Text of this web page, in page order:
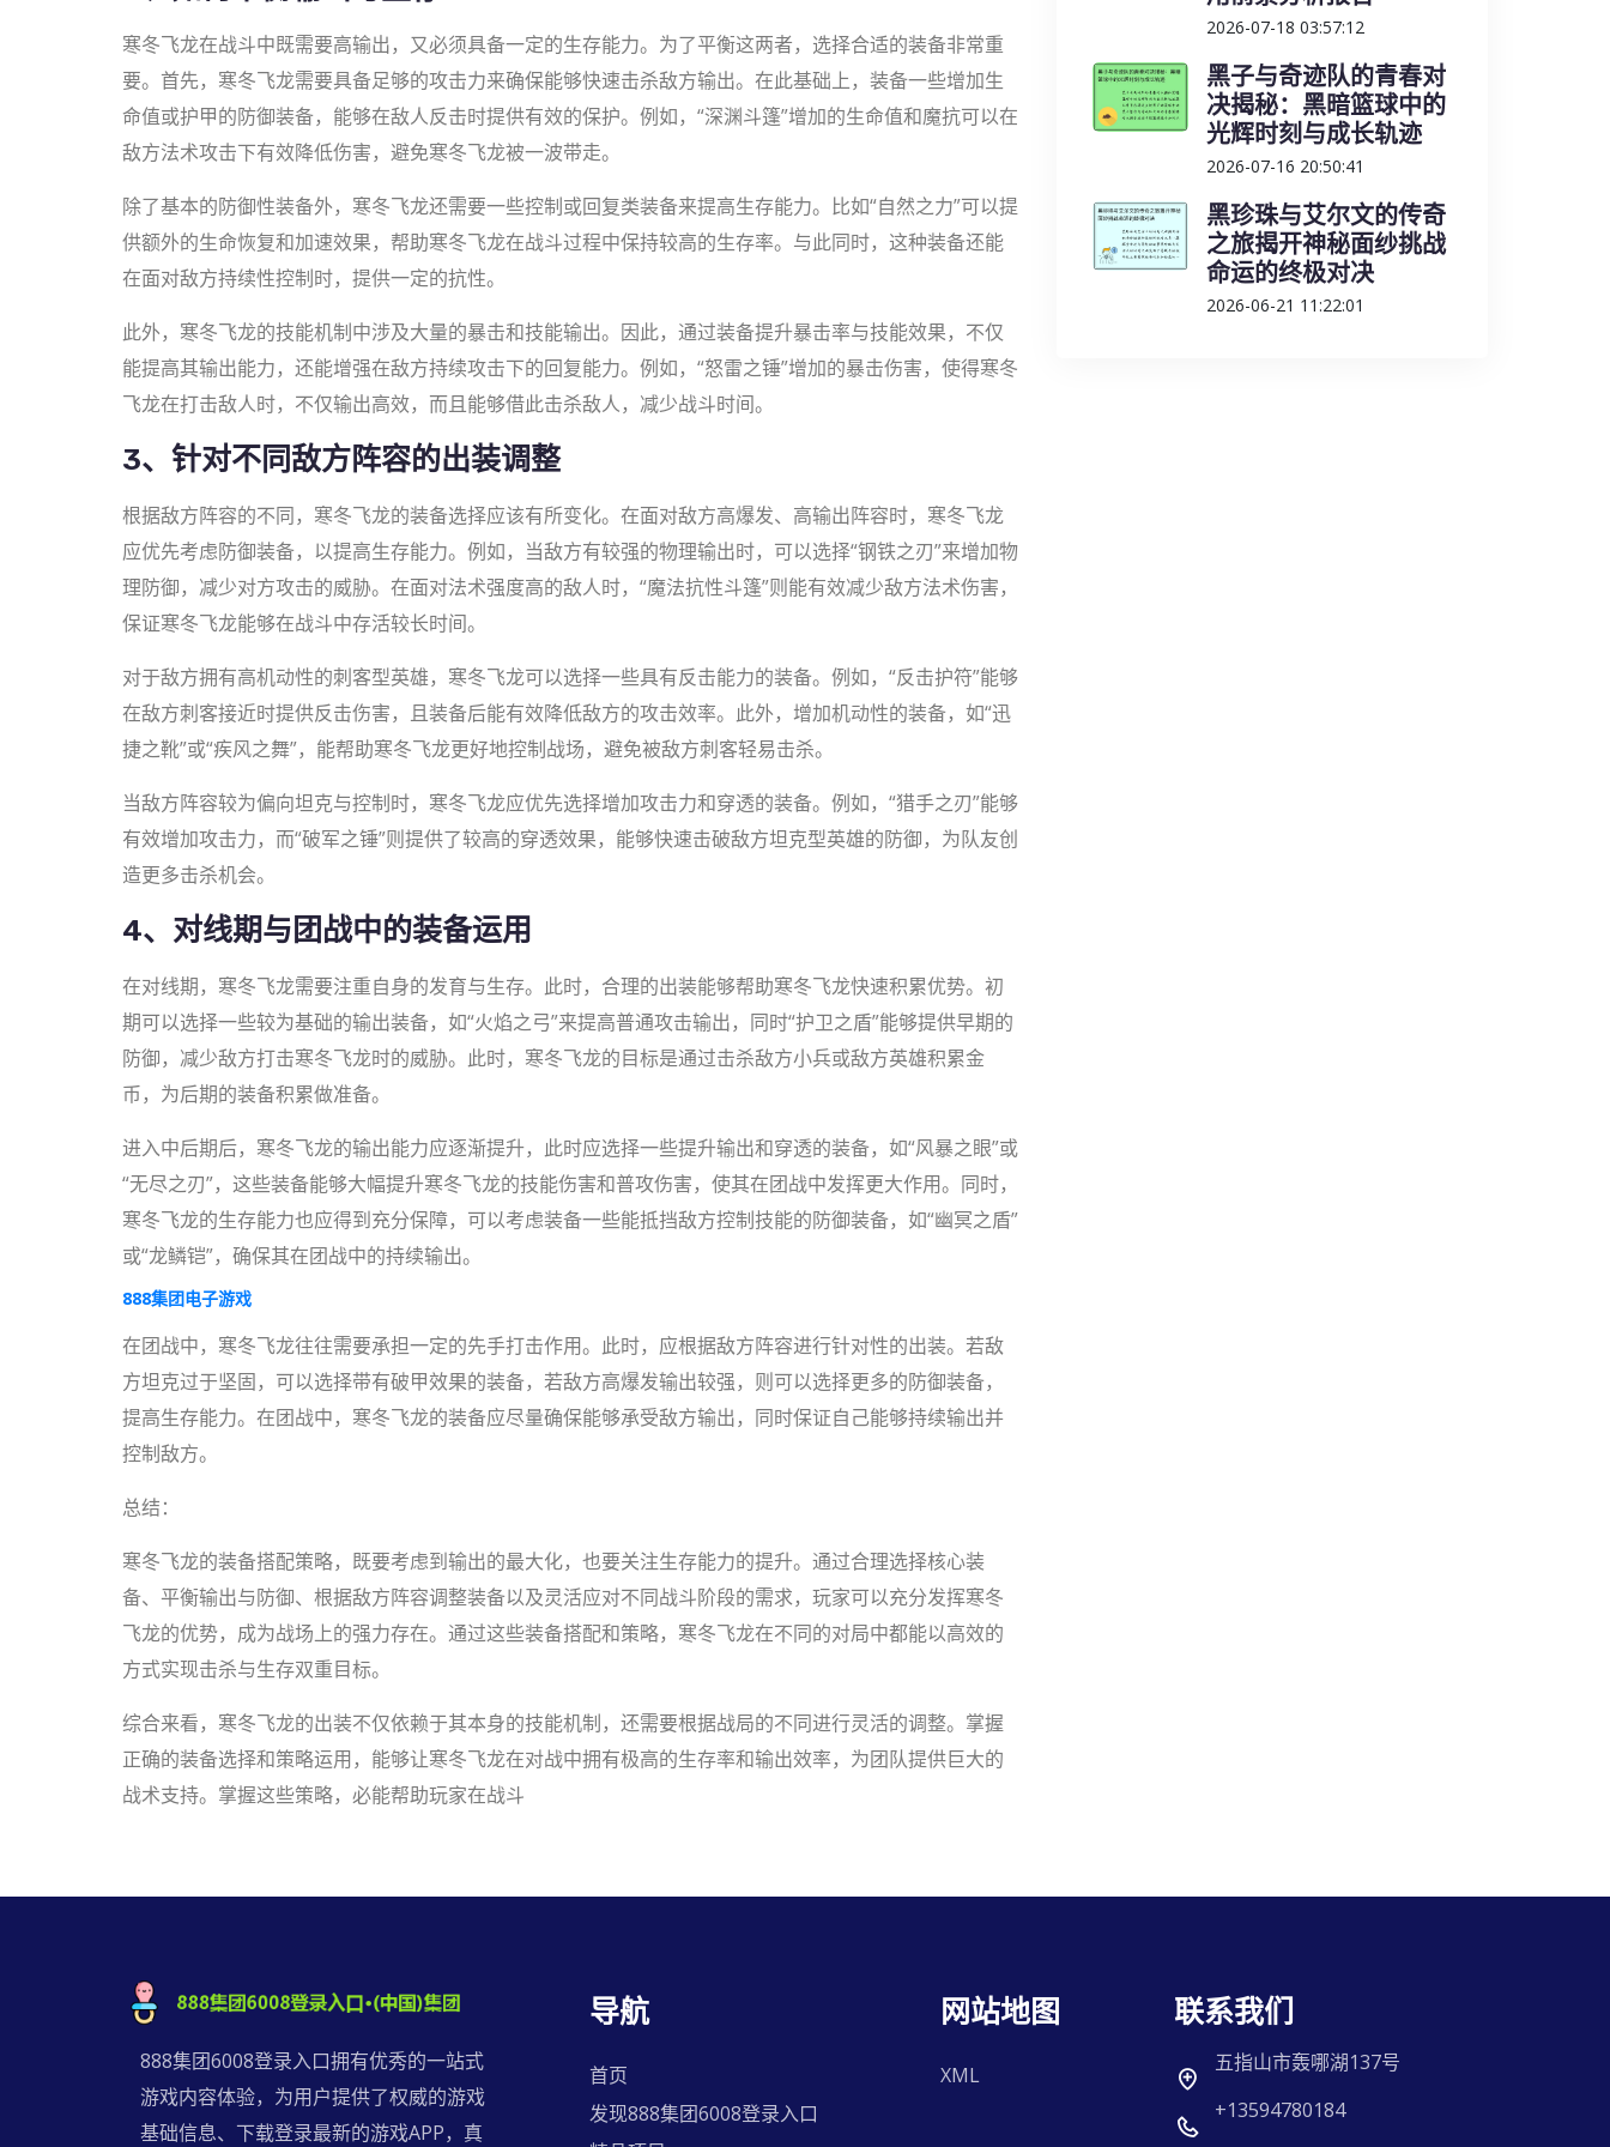
寒冬飞龙在战斗中既需要高输出，又必须具备一定的生存能力。为了平衡这两者，选择合适的装备非常重
要。首先，寒冬飞龙需要具备足够的攻击力来确保能够快速击杀敌方输出。在此基础上，装备一些增加生
命值或护甲的防御装备，能够在敌人反击时提供有效的保护。例如，“深渊斗篷”增加的生命值和魔抗可以在
敌方法术攻击下有效降低伤害，避免寒冬飞龙被一波带走。
除了基本的防御性装备外，寒冬飞龙还需要一些控制或回复类装备来提高生存能力。比如“自然之力”可以提
供额外的生命恢复和加速效果，帮助寒冬飞龙在战斗过程中保持较高的生存率。与此同时，这种装备还能
在面对敌方持续性控制时，提供一定的抗性。
此外，寒冬飞龙的技能机制中涉及大量的暴击和技能输出。因此，通过装备提升暴击率与技能效果，不仅
能提高其输出能力，还能增强在敌方持续攻击下的回复能力。例如，“怒雷之锤”增加的暴击伤害，使得寒冬
飞龙在打击敌人时，不仅输出高效，而且能够借此击杀敌人，减少战斗时间。
3、针对不同敌方阵容的出装调整
根据敌方阵容的不同，寒冬飞龙的装备选择应该有所变化。在面对敌方高爆发、高输出阵容时，寒冬飞龙
应优先考虑防御装备，以提高生存能力。例如，当敌方有较强的物理输出时，可以选择“钢铁之刃”来增加物
理防御，减少对方攻击的威胁。在面对法术强度高的敌人时，“魔法抗性斗篷”则能有效减少敌方法术伤害，
保证寒冬飞龙能够在战斗中存活较长时间。
对于敌方拥有高机动性的刺客型英雄，寒冬飞龙可以选择一些具有反击能力的装备。例如，“反击护符”能够
在敌方刺客接近时提供反击伤害，且装备后能有效降低敌方的攻击效率。此外，增加机动性的装备，如“迅
捷之靴”或“疾风之舞”，能帮助寒冬飞龙更好地控制战场，避免被敌方刺客轻易击杀。
当敌方阵容较为偏向坦克与控制时，寒冬飞龙应优先选择增加攻击力和穿透的装备。例如，“猎手之刃”能够
有效增加攻击力，而“破军之锤”则提供了较高的穿透效果，能够快速击破敌方坦克型英雄的防御，为队友创
造更多击杀机会。
4、对线期与团战中的装备运用
在对线期，寒冬飞龙需要注重自身的发育与生存。此时，合理的出装能够帮助寒冬飞龙快速积累优势。初
期可以选择一些较为基础的输出装备，如“火焰之弓”来提高普通攻击输出，同时“护卫之盾”能够提供早期的
防御，减少敌方打击寒冬飞龙时的威胁。此时，寒冬飞龙的目标是通过击杀敌方小兵或敌方英雄积累金
币，为后期的装备积累做准备。
进入中后期后，寒冬飞龙的输出能力应逐渐提升，此时应选择一些提升输出和穿透的装备，如“风暴之眼”或
“无尽之刃”，这些装备能够大幅提升寒冬飞龙的技能伤害和普攻伤害，使其在团战中发挥更大作用。同时，
寒冬飞龙的生存能力也应得到充分保障，可以考虑装备一些能抵挡敌方控制技能的防御装备，如“幽冥之盾”
或“龙鳞铠”，确保其在团战中的持续输出。
888集团电子游戏
在团战中，寒冬飞龙往往需要承担一定的先手打击作用。此时，应根据敌方阵容进行针对性的出装。若敌
方坦克过于坚固，可以选择带有破甲效果的装备，若敌方高爆发输出较强，则可以选择更多的防御装备，
提高生存能力。在团战中，寒冬飞龙的装备应尽量确保能够承受敌方输出，同时保证自己能够持续输出并
控制敌方。
总结：
寒冬飞龙的装备搭配策略，既要考虑到输出的最大化，也要关注生存能力的提升。通过合理选择核心装
备、平衡输出与防御、根据敌方阵容调整装备以及灵活应对不同战斗阶段的需求，玩家可以充分发挥寒冬
飞龙的优势，成为战场上的强力存在。通过这些装备搭配和策略，寒冬飞龙在不同的对局中都能以高效的
方式实现击杀与生存双重目标。
综合来看，寒冬飞龙的出装不仅依赖于其本身的技能机制，还需要根据战局的不同进行灵活的调整。掌握
正确的装备选择和策略运用，能够让寒冬飞龙在对战中拥有极高的生存率和输出效率，为团队提供巨大的
战术支持。掌握这些策略，必能帮助玩家在战斗
2026-07-18 03:57:12
黑子与奇迹队的青春对
决揭秘：黑暗篮球中的
光辉时刻与成长轨迹
2026-07-16 20:50:41
黑珍珠与艾尔文的传奇
之旅揭开神秘面纱挑战
命运的终极对决
2026-06-21 11:22:01
888集团6008登录入口拥有优秀的一站式
游戏内容体验，为用户提供了权威的游戏
基础信息、下载登录最新的游戏APP，真
导航
首页
发现888集团6008登录入口
网站地图
XML
联系我们
五指山市轰哪湖137号
+13594780184